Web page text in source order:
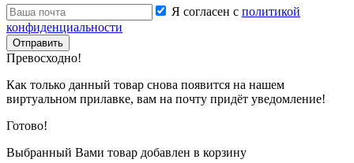
Я согласен с политикой
конфиденциальности
Отправить
Превосходно!
Как только данный товар снова появится на нашем
виртуальном прилавке, вам на почту придёт уведомление!
Готово!
Выбранный Вами товар добавлен в корзину